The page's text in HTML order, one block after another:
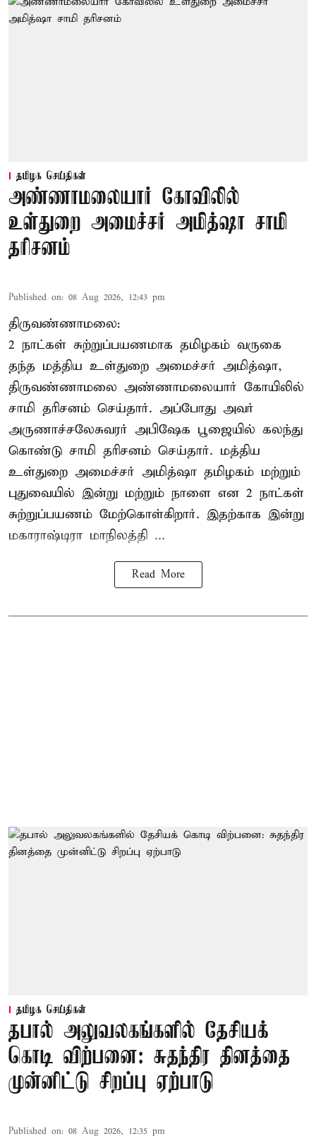
தமிழக செய்திகள்
அண்ணாமலையார் கோவிலில்
உள்துறை அமைச்சர் அமித்ஷா சாமி
தரிசனம்
Published on: 08 Aug 2026, 12:43 pm
திருவண்ணாமலை:
2 நாட்கள் சுற்றுப்பயணமாக தமிழகம் வருகை
தந்த மத்திய உள்துறை அமைச்சர் அமித்ஷா,
திருவண்ணாமலை அண்ணாமலையார் கோயிலில்
சாமி தரிசனம் செய்தார். அப்போது அவர்
அருணாச்சலேசுவரர் அபிஷேக பூஜையில் கலந்து
கொண்டு சாமி தரிசனம் செய்தார். மத்திய
உள்துறை அமைச்சர் அமித்ஷா தமிழகம் மற்றும்
புதுவையில் இன்று மற்றும் நாளை என 2 நாட்கள்
சுற்றுப்பயணம் மேற்கொள்கிறார். இதற்காக இன்று
மகாராஷ்டிரா மாநிலத்தி ...
Read More
தமிழக செய்திகள்
தபால் அலுவலகங்களில் தேசியக்
கொடி விற்பனை: சுதந்திர தினத்தை
முன்னிட்டு சிறப்பு ஏற்பாடு
Published on: 08 Aug 2026, 12:35 pm